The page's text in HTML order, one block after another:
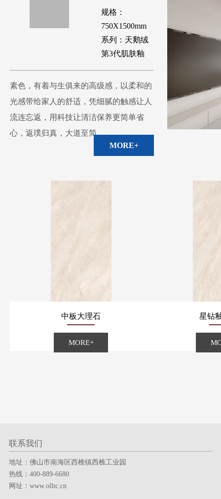
规格：
750X1500mm
系列：天鹅绒
第3代肌肤釉
素色，有着与生俱来的高级感，以柔和的
光感带给家人的舒适，凭细腻的触感让人
流连忘返，用科技让清洁保养更简单省
心，返璞归真，大道至简。
MORE+
中板大理石
MORE+
星钻
联系我们
地址：佛山市南海区西樵镇西樵工业园
热线：400-889-6680
网址：www.olltc.cn